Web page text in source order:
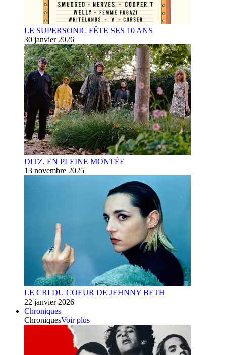
LE SUPERSONIC FÊTE SES 10 ANS
30 janvier 2026
DITZ, EN PLEINE MONTÉE
13 novembre 2025
LE CRI DU COEUR DE JEHNNY BETH
22 janvier 2026
Chroniques
ChroniquesVoir plus